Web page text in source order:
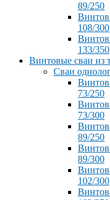
89/250
108/300
133/350
Винтовые сваи из
Сваи
73/250
73/300
89/250
89/300
102/300